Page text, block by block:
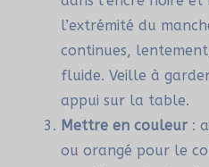
l’extrémité du
continues,
fluide. Veille à
appui sur la table.
Mettre en couleur:
ou orangé pour le